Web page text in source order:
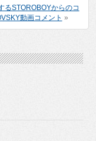
るSTOROBOYからのコ
動画コメント »